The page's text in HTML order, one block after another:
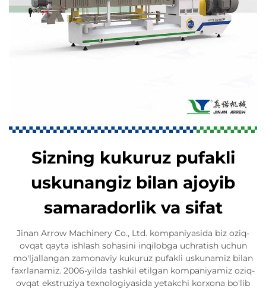
Sizning kukuruz pufakli
uskunangiz bilan ajoyib
samaradorlik va sifat
Jinan Arrow Machinery Co., Ltd. kompaniyasida biz oziq-
ovqat qayta ishlash sohasini inqilobga uchratish uchun
mo'ljallangan zamonaviy kukuruz pufakli uskunamiz bilan
faxrlanamiz. 2006-yilda tashkil etilgan kompaniyamiz oziq-
ovqat ekstruziya texnologiyasida yetakchi korxona bo'lib